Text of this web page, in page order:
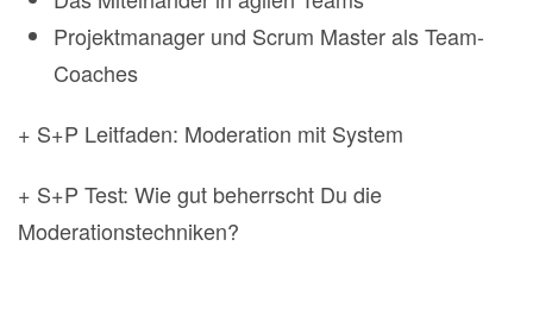
Projektmanager und Scrum Master als Team-
Coaches
+ S+P Leitfaden: Moderation mit System
+ S+P Test: Wie gut beherrscht Du die
Moderationstechniken?